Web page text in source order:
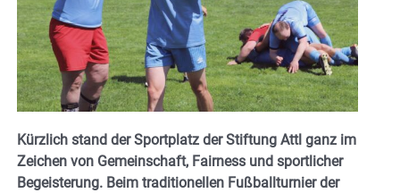
Kürzlich stand der Sportplatz der Stiftung Attl ganz im
Zeichen von Gemeinschaft, Fairness und sportlicher
Begeisterung. Beim traditionellen Fußballturnier der